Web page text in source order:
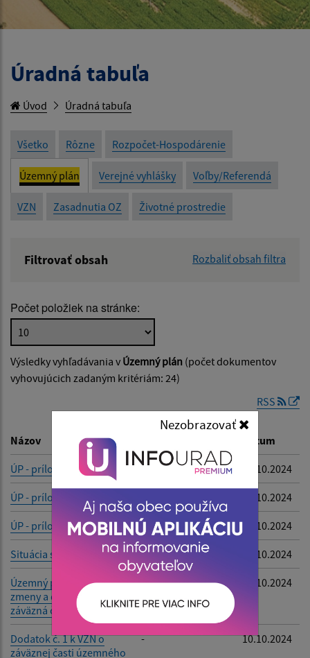
Úradná tabuľa
Úvod Úradná tabuľa
Všetko Rôzne Rozpočet-Hospodárenie
Územný plán Verejné vyhlášky Voľby/Referendá
VZN Zasadnutia OZ Životné prostredie
Filtrovať obsah Rozbaliť obsah filtra
Popis:
Dátum zverejnenia od:
Počet položiek na stránke:
Výsledky vyhľadávania v Územný plán (počet dokumentov
vyhovujúcich zadaným kritériám: 24)
RSS
Názov Dátum
ÚP - príloha - 10.10.2024
ÚP - príloha 10.10.2024
ÚP - príloha - 10.10.2024
Situácia stavby - 10.10.2024
Územný plán obce Hraň -
zmeny a doplnky č. 1 -
záväzná časť
- 10.10.2024
Dodatok č. 1 k VZN o
záväznej časti územného
- 10.10.2024
Nezobrazovať